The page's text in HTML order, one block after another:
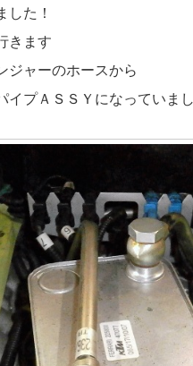
した！
きます
ジャーのホースから
イプＡＳＳＹになっていま